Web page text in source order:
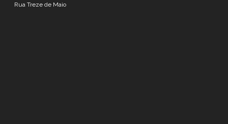
Rua Treze de Maio